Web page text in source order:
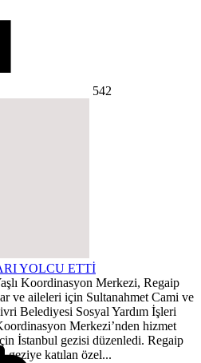
542
YOLCU ETTİ
Koordinasyon Merkezi, Regaip
ve aileleri için Sultanahmet Cami ve
Belediyesi Sosyal Yardım İşleri
Merkezi’nden hizmet
İstanbul gezisi düzenledi. Regaip
geziye katılan özel...